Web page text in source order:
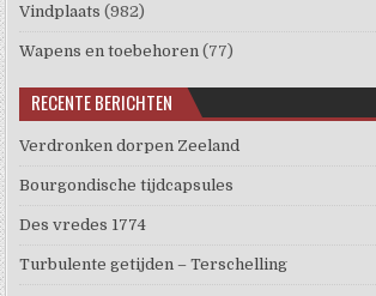
Vindplaats (982)
Wapens en toebehoren (77)
RECENTE BERICHTEN
Verdronken dorpen Zeeland
Bourgondische tijdcapsules
Des vredes 1774
Turbulente getijden – Terschelling